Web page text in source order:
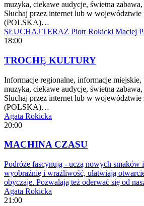
muzyka, ciekawe audycje, świetna
Słuchaj przez internet lub w
(POLSKA)…
SŁUCHAJ TERAZ Piotr Rokicki Maciej
18:00
TROCHĘ KULTURY
Informacje regionalne, informacje miejskie,
muzyka, ciekawe audycje, świetna
Słuchaj przez internet lub w
(POLSKA)…
Agata Rokicka
20:00
MACHINA CZASU
Podróże fascynują - uczą nowych smaków
wyobraźnię i wrażliwość, ułatwiają
obyczaje. Pozwalają też oderwać się od
Agata Rokicka
21:00